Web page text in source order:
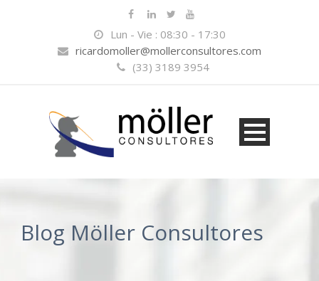
Lun - Vie : 08:30 - 17:30
ricardomoller@mollerconsultores.com
(33) 3189 3954
Blog Möller Consultores